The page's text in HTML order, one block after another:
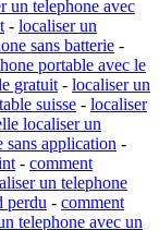
un telephone avec
- localiser un
sans batterie -
portable avec le
gratuit - localiser un
suisse - localiser
localiser un
sans application -
- comment
un telephone
perdu - comment
telephone avec un